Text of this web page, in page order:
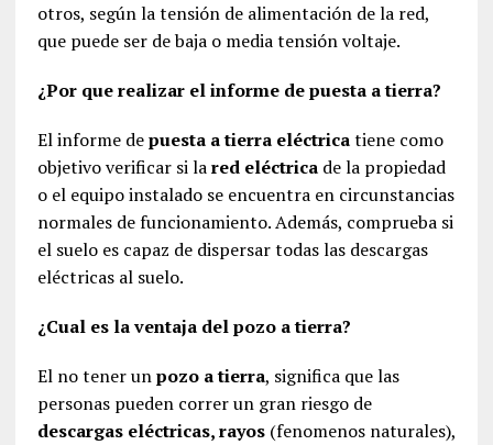
otros, según la tensión de alimentación de la red,
que puede ser de baja o media tensión voltaje.
¿Por que realizar el informe de puesta a tierra?
El informe depuesta a tierra eléctricatiene como
objetivo verificar si lared eléctricade la propiedad
o el equipo instalado se encuentra en circunstancias
normales de funcionamiento. Además, comprueba si
el suelo es capaz de dispersar todas las descargas
eléctricas al suelo.
¿Cual es la ventaja del pozo a tierra?
El no tener unpozo a tierra, significa que las
personas pueden correr un gran riesgo de
descargas eléctricas, rayos(fenomenos naturales),